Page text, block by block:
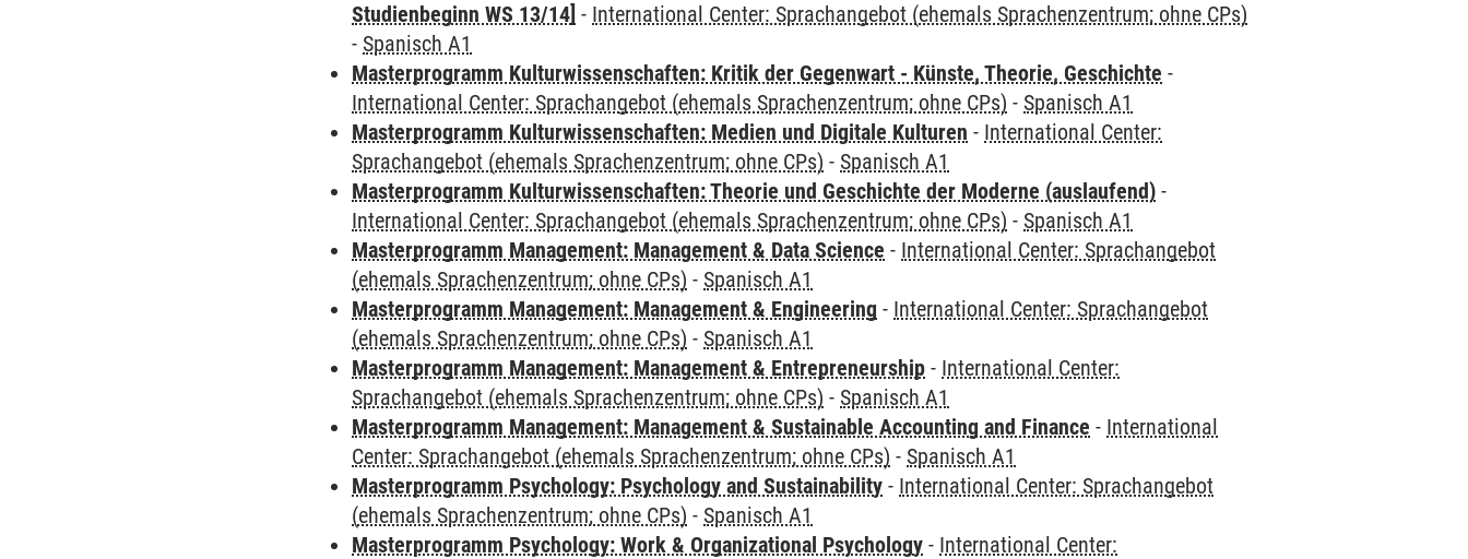
Studienbeginn WS 13/14] - International Center: Sprachangebot (ehemals Sprachenzentrum; ohne CPs)
- Spanisch A1
Masterprogramm Kulturwissenschaften: Kritik der Gegenwart - Künste, Theorie, Geschichte -
International Center: Sprachangebot (ehemals Sprachenzentrum; ohne CPs) - Spanisch A1
Masterprogramm Kulturwissenschaften: Medien und Digitale Kulturen - International Center:
Sprachangebot (ehemals Sprachenzentrum; ohne CPs) - Spanisch A1
Masterprogramm Kulturwissenschaften: Theorie und Geschichte der Moderne (auslaufend) -
International Center: Sprachangebot (ehemals Sprachenzentrum; ohne CPs) - Spanisch A1
Masterprogramm Management: Management & Data Science - International Center: Sprachangebot
(ehemals Sprachenzentrum; ohne CPs) - Spanisch A1
Masterprogramm Management: Management & Engineering - International Center: Sprachangebot
(ehemals Sprachenzentrum; ohne CPs) - Spanisch A1
Masterprogramm Management: Management & Entrepreneurship - International Center:
Sprachangebot (ehemals Sprachenzentrum; ohne CPs) - Spanisch A1
Masterprogramm Management: Management & Sustainable Accounting and Finance - International
Center: Sprachangebot (ehemals Sprachenzentrum; ohne CPs) - Spanisch A1
Masterprogramm Psychology: Psychology and Sustainability - International Center: Sprachangebot
(ehemals Sprachenzentrum; ohne CPs) - Spanisch A1
Masterprogramm Psychology: Work & Organizational Psychology - International Center: